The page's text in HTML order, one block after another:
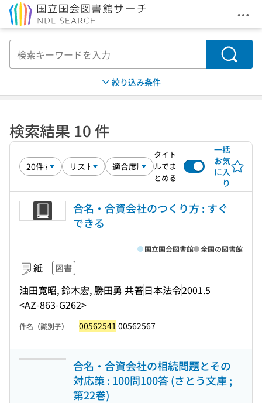
メ
検索
絞り込み条件
検索結果 10 件
タイト
ルでま
とめる
一括
お気
に入
り
合名・合資会社のつくり方 : すぐ
できる
紙 図書
油田寛昭, 鈴木宏, 勝田勇 共著日本法令2001.5
<AZ-863-G262>
国立国会図書館 全国の図書館
件名（識別子） 00562541 00562567
合名・合資会社の相続問題とその
対応策 : 100問100答 (さとう文庫 ;
第22巻)